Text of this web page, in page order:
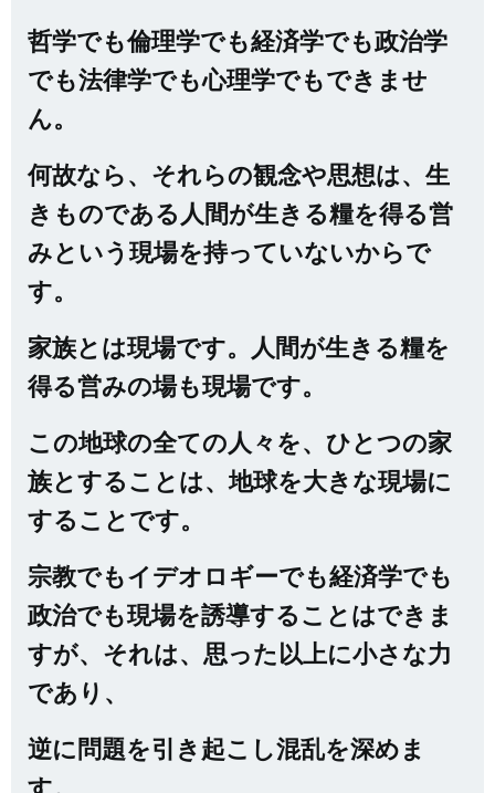
哲学でも倫理学でも経済学でも政治学
でも法律学でも心理学でもできませ
ん。
何故なら、それらの観念や思想は、生
きものである人間が生きる糧を得る営
みという現場を持っていないからで
す。
家族とは現場です。人間が生きる糧を
得る営みの場も現場です。
この地球の全ての人々を、ひとつの家
族とすることは、地球を大きな現場に
することです。
宗教でもイデオロギーでも経済学でも
政治でも現場を誘導することはできま
すが、それは、思った以上に小さな力
であり、
逆に問題を引き起こし混乱を深めま
す。